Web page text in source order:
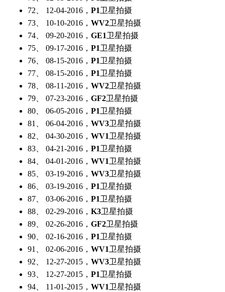
72、 12-04-2016， P1卫星拍摄
73、 10-10-2016， WV2卫星拍摄
74、 09-20-2016， GE1卫星拍摄
75、 09-17-2016， P1卫星拍摄
76、 08-15-2016， P1卫星拍摄
77、 08-15-2016， P1卫星拍摄
78、 08-11-2016， WV2卫星拍摄
79、 07-23-2016， GF2卫星拍摄
80、 06-05-2016， P1卫星拍摄
81、 06-04-2016， WV3卫星拍摄
82、 04-30-2016， WV1卫星拍摄
83、 04-21-2016， P1卫星拍摄
84、 04-01-2016， WV1卫星拍摄
85、 03-19-2016， WV3卫星拍摄
86、 03-19-2016， P1卫星拍摄
87、 03-06-2016， P1卫星拍摄
88、 02-29-2016， K3卫星拍摄
89、 02-26-2016， GF2卫星拍摄
90、 02-16-2016， P1卫星拍摄
91、 02-06-2016， WV1卫星拍摄
92、 12-27-2015， WV3卫星拍摄
93、 12-27-2015， P1卫星拍摄
94、 11-01-2015， WV1卫星拍摄